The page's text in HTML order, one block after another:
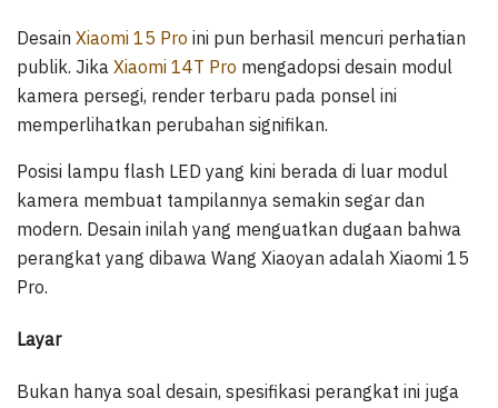
Desain Xiaomi 15 Pro ini pun berhasil mencuri perhatian
publik. Jika Xiaomi 14T Pro mengadopsi desain modul
kamera persegi, render terbaru pada ponsel ini
memperlihatkan perubahan signifikan.
Posisi lampu flash LED yang kini berada di luar modul
kamera membuat tampilannya semakin segar dan
modern. Desain inilah yang menguatkan dugaan bahwa
perangkat yang dibawa Wang Xiaoyan adalah Xiaomi 15
Pro.
Layar
Bukan hanya soal desain, spesifikasi perangkat ini juga